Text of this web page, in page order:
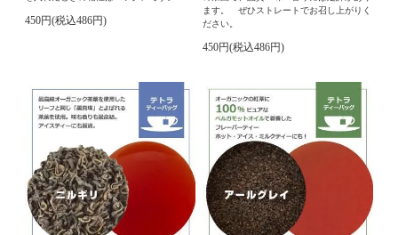
450円(税込486円)
ます。 ぜひストレートでお召し上がりく
ださい。
450円(税込486円)